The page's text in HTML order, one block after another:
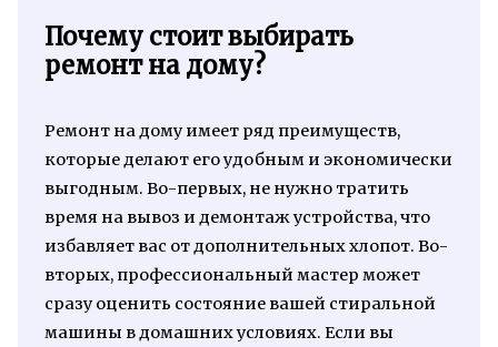
Почему стоит выбирать
ремонт на дому?
Ремонт на дому имеет ряд преимуществ,
которые делают его удобным и экономически
выгодным. Во-первых, не нужно тратить
время на вывоз и демонтаж устройства, что
избавляет вас от дополнительных хлопот. Во-
вторых, профессиональный мастер может
сразу оценить состояние вашей стиральной
машины в домашних условиях. Если вы